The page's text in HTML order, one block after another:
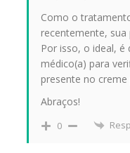
Como o
recentemente, sua
Por isso, o ideal, é
médico(a) para
presente no
Abraços!
0